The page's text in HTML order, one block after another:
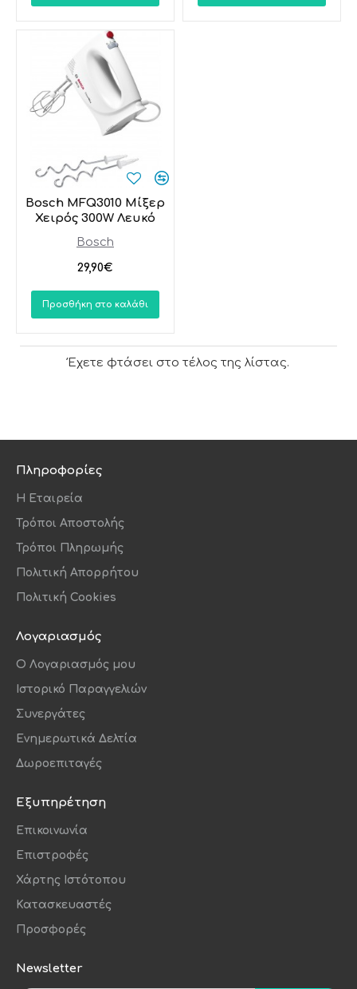
Bosch
Bosch MFQ3010 Μίξερ
Χειρός 300W Λευκό
29,90€
Προσθήκη στο καλάθι
Έχετε φτάσει στο τέλος της λίστας.
Πληροφορίες
Η Εταιρεία
Τρόποι Αποστολής
Τρόποι Πληρωμής
Πολιτική Απορρήτου
Πολιτική Cookies
Λογαριασμός
O Λογαριασμός μου
Ιστορικό Παραγγελιών
Συνεργάτες
Ενημερωτικά Δελτία
Δωροεπιταγές
Εξυπηρέτηση
Επικοινωνία
Επιστροφές
Χάρτης Ιστότοπου
Κατασκευαστές
Προσφορές
Newsletter